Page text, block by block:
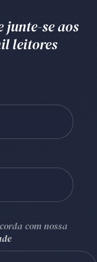
junte-se aos
leitores
com nossa